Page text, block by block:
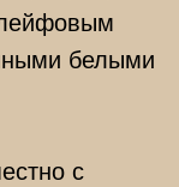
белыми
с